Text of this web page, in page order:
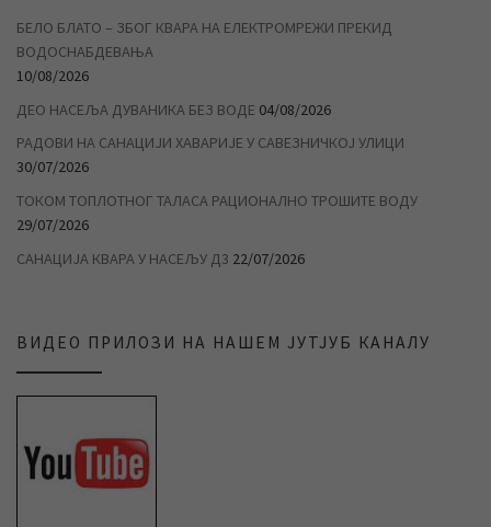
БЕЛО БЛАТО – ЗБОГ КВАРА НА ЕЛЕКТРОМРЕЖИ ПРЕКИД
ВОДОСНАБДЕВАЊА
10/08/2026
ДЕО НАСЕЉА ДУВАНИКА БЕЗ ВОДЕ 04/08/2026
РАДОВИ НА САНАЦИЈИ ХАВАРИЈЕ У САВЕЗНИЧКОЈ УЛИЦИ
30/07/2026
ТОКОМ ТОПЛОТНОГ ТАЛАСА РАЦИОНАЛНО ТРОШИТЕ ВОДУ
29/07/2026
САНАЦИЈА КВАРА У НАСЕЉУ Д3 22/07/2026
ВИДЕО ПРИЛОЗИ НА НАШЕМ ЈУТЈУБ КАНАЛУ